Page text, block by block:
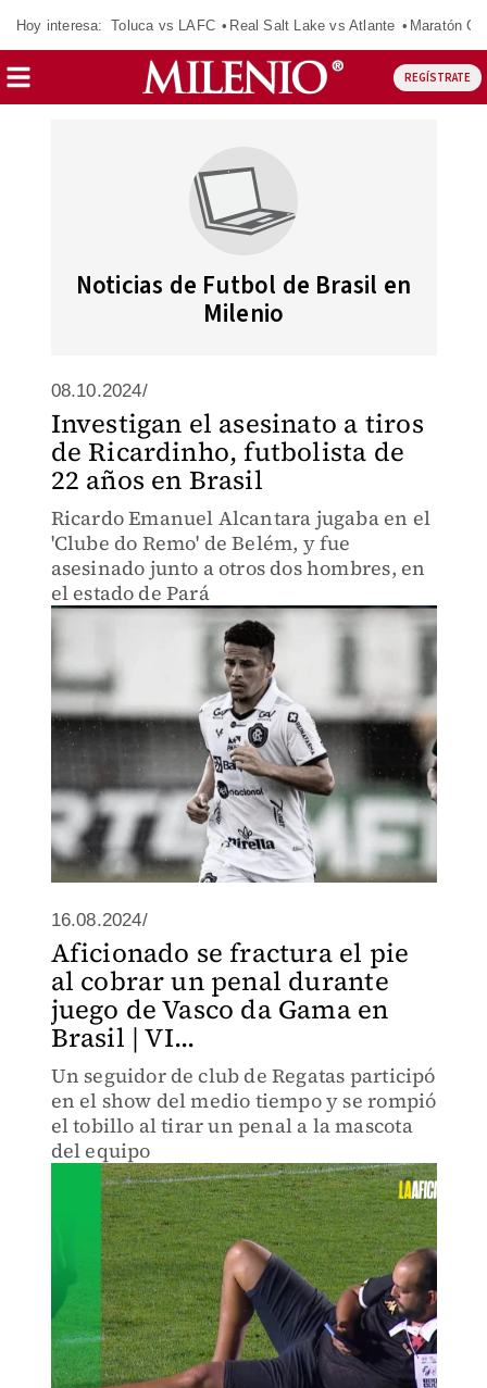
Hoy interesa: Toluca vs LAFC Real Salt Lake vs Atlante Maratón
REGÍSTRATE
Noticias de Futbol de Brasil en
Milenio
08.10.2024/
Investigan el asesinato a tiros
de Ricardinho, futbolista de
22 años en Brasil
Ricardo Emanuel Alcantara jugaba en el
'Clube do Remo' de Belém, y fue
asesinado junto a otros dos hombres, en
el estado de Pará
16.08.2024/
Aficionado se fractura el pie
al cobrar un penal durante
juego de Vasco da Gama en
Brasil | VI...
Un seguidor de club de Regatas participó
en el show del medio tiempo y se rompió
el tobillo al tirar un penal a la mascota
del equipo